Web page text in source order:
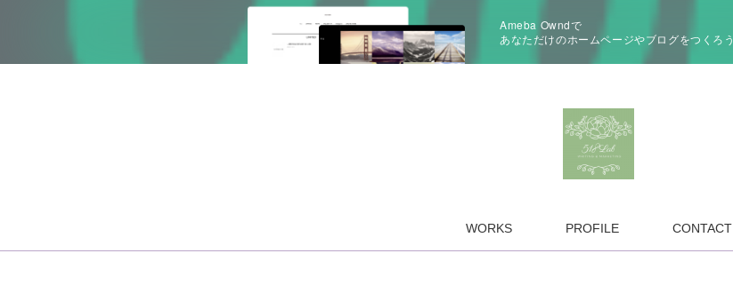
Ameba Owndで
あなただけのホームページやブログをつくろう
WORKS PROFILE CONTACT